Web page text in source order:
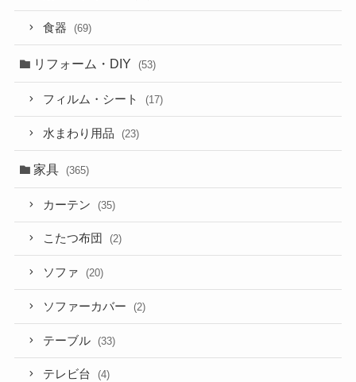
食器 (69)
リフォーム・DIY (53)
フィルム・シート (17)
水まわり用品 (23)
家具 (365)
カーテン (35)
こたつ布団 (2)
ソファ (20)
ソファーカバー (2)
テーブル (33)
テレビ台 (4)